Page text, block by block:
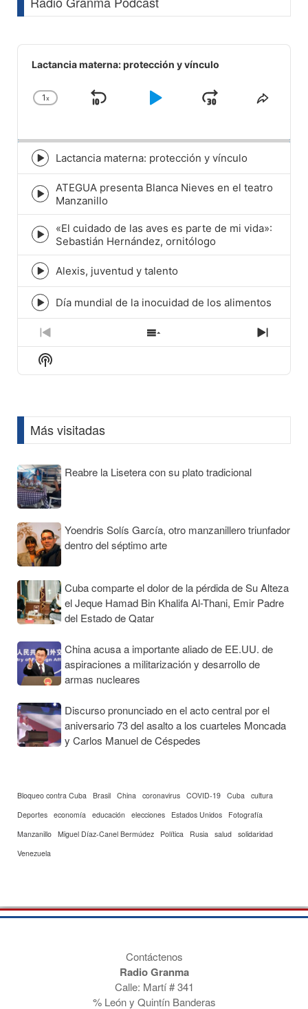
Audio
Player
Lactancia materna: protección y vínculo
Change
1x
Skip
Play
JumpShare
Episode
play
icon
Lactancia materna: protección y vínculo
Episode
play
icon
ATEGUA presenta Blanca Nieves en el teatro
Manzanillo
Episode
play
icon
«El cuidado de las aves es parte de mi vida»:
Sebastián Hernández, ornitólogo
Episode
play
icon
Alexis, juventud y talento
Episode
play
icon
Día mundial de la inocuidad de los alimentos
Previous
Episode
Show
Episodes
Next
Show
Podcast
Más visitadas
Reabre la Lisetera con su plato tradicional
Yoendris Solís García, otro manzanillero triunfador
dentro del séptimo arte
Cuba comparte el dolor de la pérdida de Su Alteza
el Jeque Hamad Bin Khalifa Al-Thani, Emir Padre
del Estado de Qatar
China acusa a importante aliado de EE.UU. de
aspiraciones a militarización y desarrollo de
armas nucleares
Discurso pronunciado en el acto central por el
aniversario 73 del asalto a los cuarteles Moncada
y Carlos Manuel de Céspedes
Bloqueo contra Cuba Brasil China coronavirus COVID-19 Cuba
cultura
Deportes economía educación elecciones Estados Unidos
Fotografía
Manzanillo Miguel Díaz-Canel Bermúdez Política Rusia salud solidaridad
Venezuela
Contáctenos
Radio Granma
Calle: Martí # 341
% León y Quintín Banderas